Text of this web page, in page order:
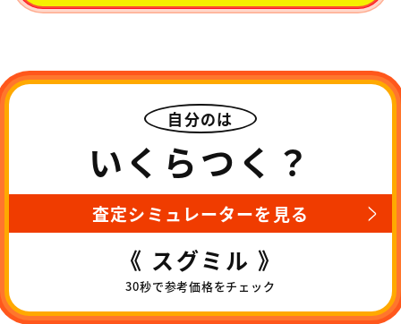
自分のは
いくらつく？
査定シミュレーターを見る
《 スグミル 》
30秒で参考価格をチェック